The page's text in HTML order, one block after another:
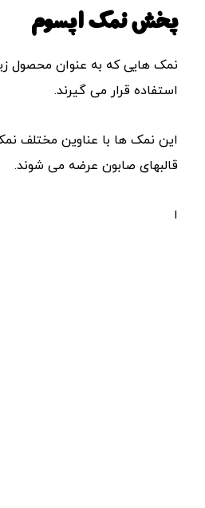
پخش نمک اپسوم
نمک هایی که به عنوان محصول
استفاده قرار می گیرند.
این نمک ها با عناوین مختلف
قالبهای صابون عرضه می شوند.
ا